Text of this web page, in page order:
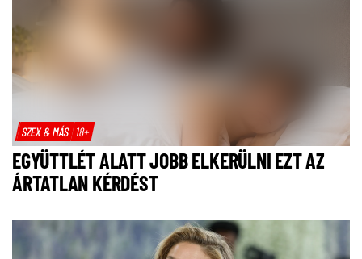
SZEX & MÁS 18+
EGYÜTTLÉT ALATT JOBB ELKERÜLNI EZT AZ
ÁRTATLAN KÉRDÉST